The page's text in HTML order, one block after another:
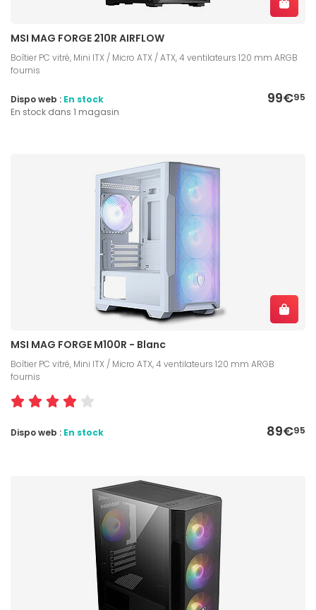
MSI MAG FORGE 210R AIRFLOW
Boîtier PC vitré, Mini ITX / Micro ATX / ATX, 4 ventilateurs 120 mm ARGB
fournis
99€95
Dispo web : En stock
En stock dans 1 magasin
MSI MAG FORGE M100R - Blanc
Boîtier PC vitré, Mini ITX / Micro ATX, 4 ventilateurs 120 mm ARGB
fournis
89€95
Dispo web : En stock